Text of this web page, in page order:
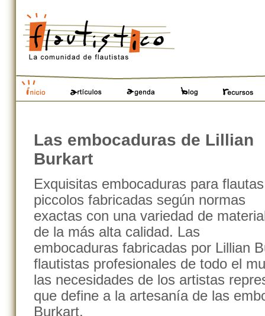
contenido.
navegación
Secciones
Las embocaduras de Lillian
Burkart
Exquisitas embocaduras para
piccolos fabricadas según normas
exactas con una variedad de
de la más alta calidad. Las
embocaduras fabricadas por Lillian
flautistas profesionales de todo el
las necesidades de los artistas
que define a la artesanía de las
Burkart.